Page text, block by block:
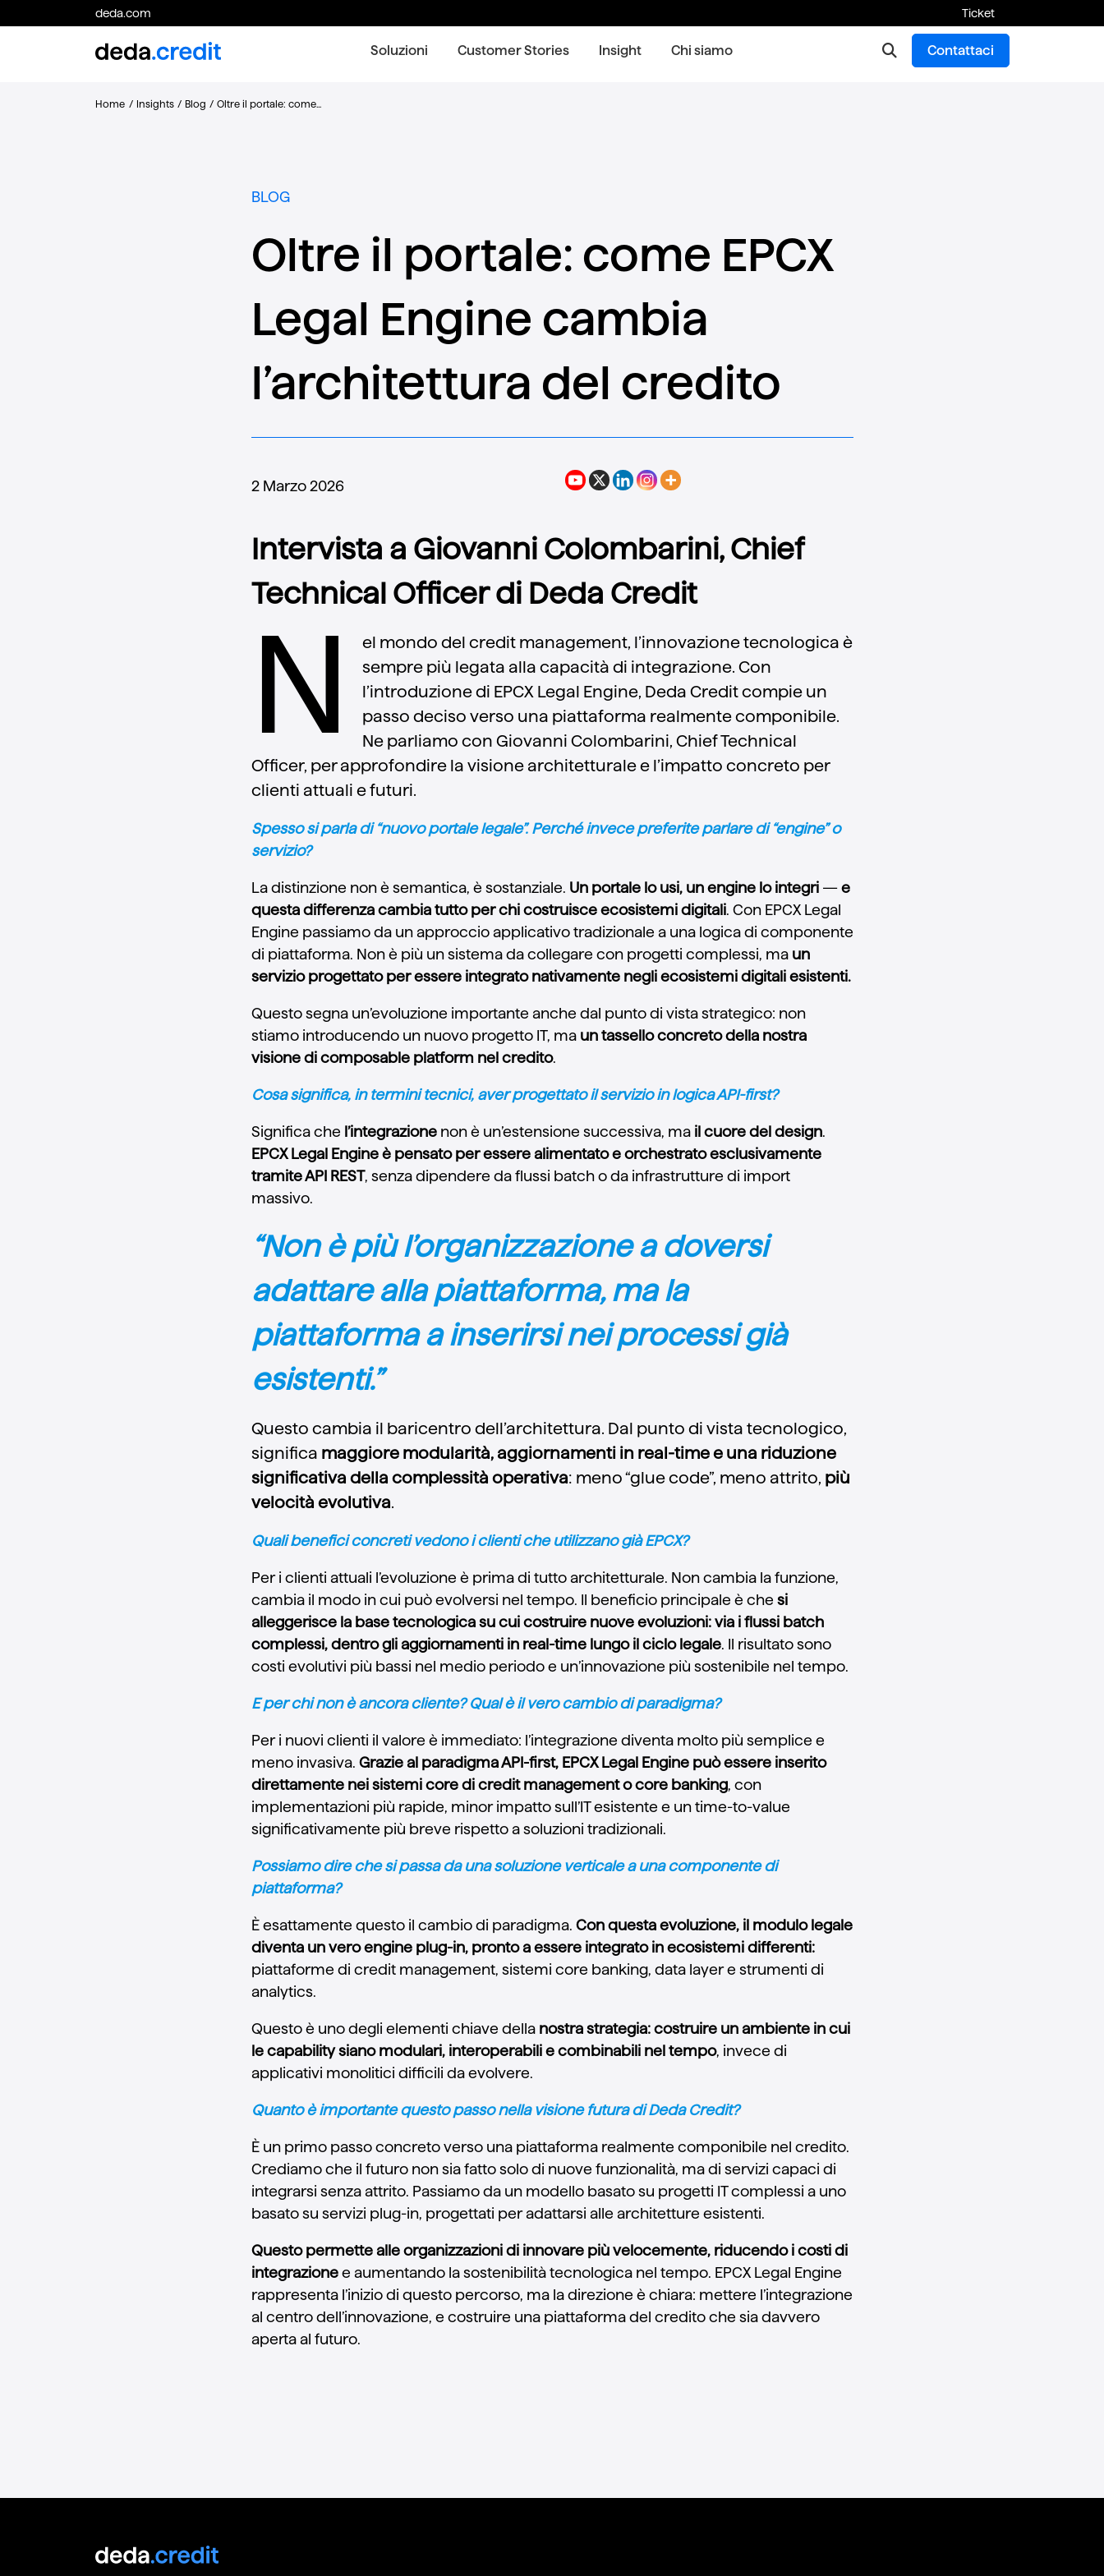
deda.com Ticket
Soluzioni Customer Stories Insight Chi siamo Contattaci
Home / Insights / Blog / Oltre il portale: come...
BLOG
Oltre il portale: come EPCX
Legal Engine cambia
l’architettura del credito
2 Marzo 2026
Intervista a Giovanni Colombarini, Chief
Technical Officer di Deda Credit
N
el mondo del credit management, l’innovazione tecnologica è
sempre più legata alla capacità di integrazione. Con
l’introduzione di EPCX Legal Engine, Deda Credit compie un
passo deciso verso una piattaforma realmente componibile.
Ne parliamo con Giovanni Colombarini, Chief Technical
Officer, per approfondire la visione architetturale e l’impatto concreto per
clienti attuali e futuri.
Spesso si parla di “nuovo portale legale”. Perché invece preferite parlare di “engine” o
servizio?
La distinzione non è semantica, è sostanziale. Un portale lo usi, un engine lo integri — e
questa differenza cambia tutto per chi costruisce ecosistemi digitali. Con EPCX Legal
Engine passiamo da un approccio applicativo tradizionale a una logica di componente
di piattaforma. Non è più un sistema da collegare con progetti complessi, ma un
servizio progettato per essere integrato nativamente negli ecosistemi digitali esistenti.
Questo segna un’evoluzione importante anche dal punto di vista strategico: non
stiamo introducendo un nuovo progetto IT, ma un tassello concreto della nostra
visione di composable platform nel credito.
Cosa significa, in termini tecnici, aver progettato il servizio in logica API-first?
Significa che l’integrazionenon è un’estensione successiva, ma il cuore del design.
EPCX Legal Engine è pensato per essere alimentato e orchestrato esclusivamente
tramite API REST, senza dipendere da flussi batch o da infrastrutture di import
massivo.
“Non è più l’organizzazione a doversi
adattare alla piattaforma, ma la
piattaforma a inserirsi nei processi già
esistenti.”
Questo cambia il baricentro dell’architettura. Dal punto di vista tecnologico,
significa maggiore modularità, aggiornamenti in real-time e una riduzione
significativa della complessità operativa: meno “glue code”, meno attrito, più
velocità evolutiva.
Quali benefici concreti vedono i clienti che utilizzano già EPCX?
Per i clienti attuali l’evoluzione è prima di tutto architetturale. Non cambia la funzione,
cambia il modo in cui può evolversi nel tempo. Il beneficio principale è che si
alleggerisce la base tecnologica su cui costruire nuove evoluzioni: via i flussi batch
complessi, dentro gli aggiornamenti in real-time lungo il ciclo legale. Il risultato sono
costi evolutivi più bassi nel medio periodo e un’innovazione più sostenibile nel tempo.
E per chi non è ancora cliente? Qual è il vero cambio di paradigma?
Per i nuovi clienti il valore è immediato: l’integrazione diventa molto più semplice e
meno invasiva. Grazie al paradigma API-first, EPCX Legal Engine può essere inserito
direttamente nei sistemi core di credit management o core banking, con
implementazioni più rapide, minor impatto sull’IT esistente e un time-to-value
significativamente più breve rispetto a soluzioni tradizionali.
Possiamo dire che si passa da una soluzione verticale a una componente di
piattaforma?
È esattamente questo il cambio di paradigma. Con questa evoluzione, il modulo legale
diventa un vero engine plug-in, pronto a essere integrato in ecosistemi differenti:
piattaforme di credit management, sistemi core banking, data layer e strumenti di
analytics.
Questo è uno degli elementi chiave della nostra strategia: costruire un ambiente in cui
le capability siano modulari, interoperabili e combinabili nel tempo, invece di
applicativi monolitici difficili da evolvere.
Quanto è importante questo passo nella visione futura di Deda Credit?
È un primo passo concreto verso una piattaforma realmente componibile nel credito.
Crediamo che il futuro non sia fatto solo di nuove funzionalità, ma di servizi capaci di
integrarsi senza attrito. Passiamo da un modello basato su progetti IT complessi a uno
basato su servizi plug-in, progettati per adattarsi alle architetture esistenti.
Questo permette alle organizzazioni di innovare più velocemente, riducendo i costi di
integrazionee aumentando la sostenibilità tecnologica nel tempo. EPCX Legal Engine
rappresenta l’inizio di questo percorso, ma la direzione è chiara: mettere l’integrazione
al centro dell’innovazione, e costruire una piattaforma del credito che sia davvero
aperta al futuro.